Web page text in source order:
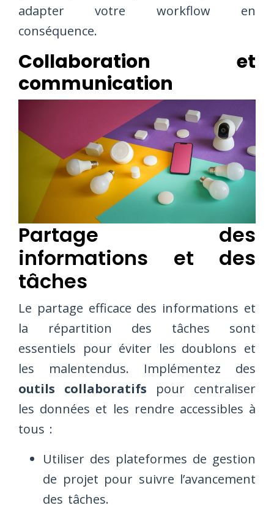
adapter votre workflow en
conséquence.
Collaboration et
communication
Partage des
informations et des
tâches
Le partage efficace des informations et
la répartition des tâches sont
essentiels pour éviter les doublons et
les malentendus. Implémentez des
outils collaboratifs pour centraliser
les données et les rendre accessibles à
tous :
Utiliser des plateformes de gestion
de projet pour suivre l’avancement
des tâches.